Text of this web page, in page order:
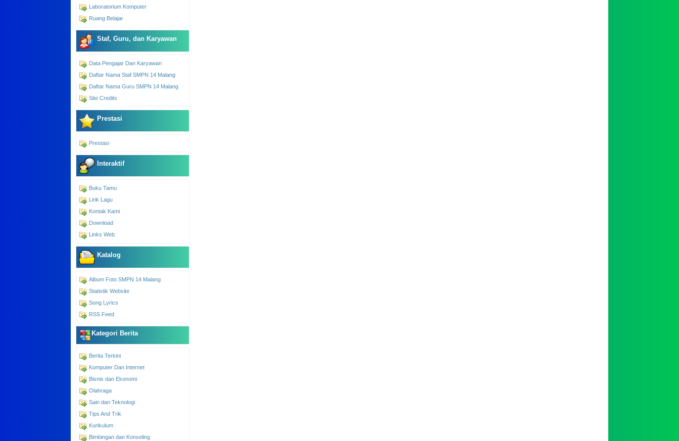
Laboratorium Komputer
Ruang Belajar
Staf, Guru, dan Karyawan
Data Pengajar Dan Karyawan
Daftar Nama Staf SMPN 14 Malang
Daftar Nama Guru SMPN 14 Malang
Site Credits
Prestasi
Prestasi
Interaktif
Buku Tamu
Lirik Lagu
Kontak Kami
Download
Links Web
Katalog
Album Foto SMPN 14 Malang
Statistik Website
Song Lyrics
RSS Feed
Kategori Berita
Berita Terkini
Komputer Dan Internet
Bisnis dan Ekonomi
Olahraga
Sain dan Teknologi
Tips And Trik
Kurikulum
Bimbingan dan Konseling